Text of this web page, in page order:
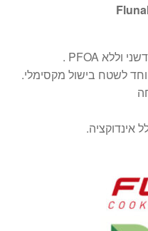
לשטח בישול מקסימלי.
אינדוקציה.